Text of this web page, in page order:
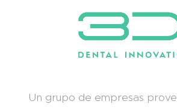
Un grupo de empresas